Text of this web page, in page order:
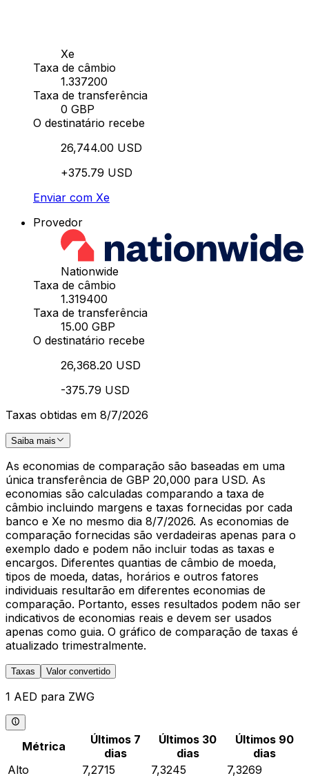
Xe
Taxa de câmbio
1.337200
Taxa de transferência
0 GBP
O destinatário recebe
26,744.00 USD
+375.79 USD
Enviar com Xe
Provedor
Nationwide
Taxa de câmbio
1.319400
Taxa de transferência
15.00 GBP
O destinatário recebe
26,368.20 USD
-375.79 USD
Taxas obtidas em 8/7/2026
Saiba mais
As economias de comparação são baseadas em uma
única transferência de GBP 20,000 para USD. As
economias são calculadas comparando a taxa de
câmbio incluindo margens e taxas fornecidas por cada
banco e Xe no mesmo dia 8/7/2026. As economias de
comparação fornecidas são verdadeiras apenas para o
exemplo dado e podem não incluir todas as taxas e
encargos. Diferentes quantias de câmbio de moeda,
tipos de moeda, datas, horários e outros fatores
individuais resultarão em diferentes economias de
comparação. Portanto, esses resultados podem não ser
indicativos de economias reais e devem ser usados
apenas como guia. O gráfico de comparação de taxas é
atualizado trimestralmente.
Taxas Valor convertido
1 AED para ZWG
Métrica
Últimos 7
dias
Últimos 30
dias
Últimos 90
dias
Alto
7,2715 7,3245
7,3269